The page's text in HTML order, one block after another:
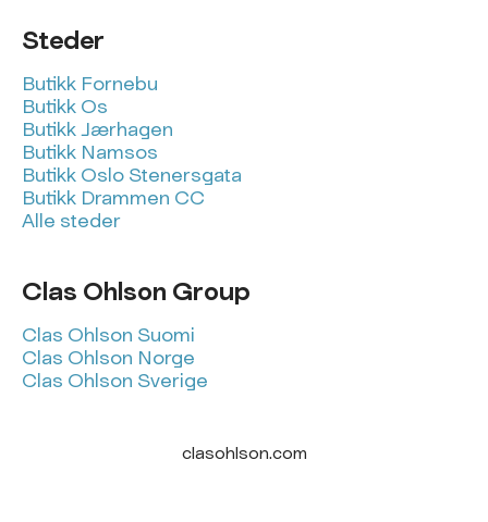
Steder
Butikk Fornebu
Butikk Os
Butikk Jærhagen
Butikk Namsos
Butikk Oslo Stenersgata
Butikk Drammen CC
Alle steder
Clas Ohlson Group
Clas Ohlson Suomi
Clas Ohlson Norge
Clas Ohlson Sverige
clasohlson.com